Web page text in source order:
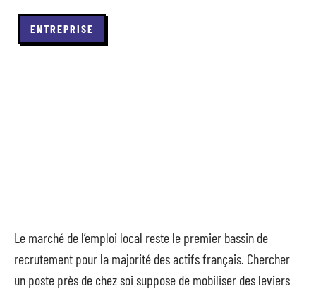
ENTREPRISE
Le marché de l’emploi local reste le premier bassin de
recrutement pour la majorité des actifs français. Chercher
un poste près de chez soi suppose de mobiliser des leviers